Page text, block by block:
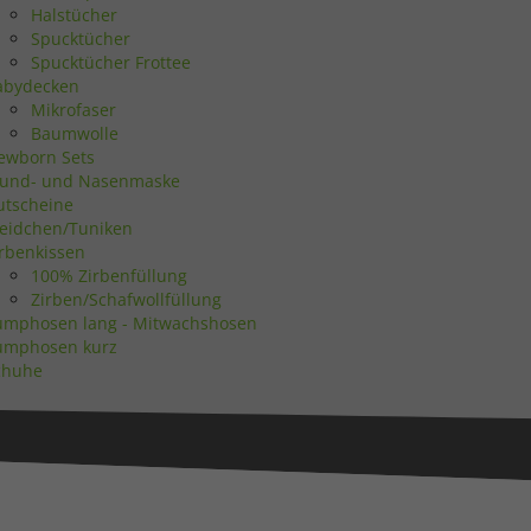
Halstücher
Spucktücher
Spucktücher Frottee
Mikrofaser
Baumwolle
Sets
und Nasenmaske
Tuniken
100% Zirbenfüllung
Zirben/Schafwollfüllung
lang - Mitwachshosen
kurz
Statistiken
Marketing
Externe Medien